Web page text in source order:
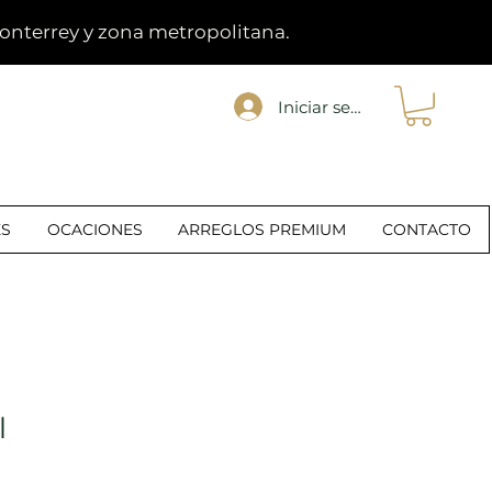
y zona metropolitana.
Iniciar sesión
OCACIONES ARREGLOS PREMIUM CONTACTO